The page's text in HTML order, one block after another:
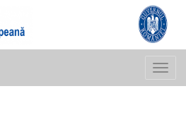
Menu